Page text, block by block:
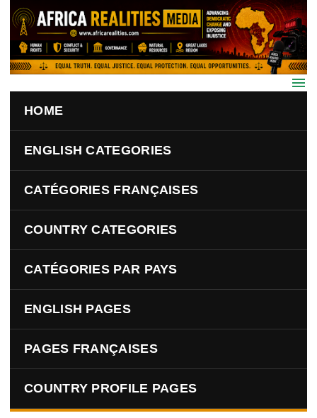
Skip to main content
HOME
ENGLISH CATEGORIES
CATÉGORIES FRANÇAISES
COUNTRY CATEGORIES
CATÉGORIES PAR PAYS
ENGLISH PAGES
PAGES FRANÇAISES
COUNTRY PROFILE PAGES